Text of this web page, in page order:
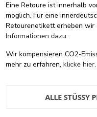
Eine Retoure ist innerhalb
möglich. Für eine
Retourenetikett erheben wir
Informationen dazu.
Wir kompensieren CO2-
mehr zu erfahren, klicke hier.
ALLE STÜSSY